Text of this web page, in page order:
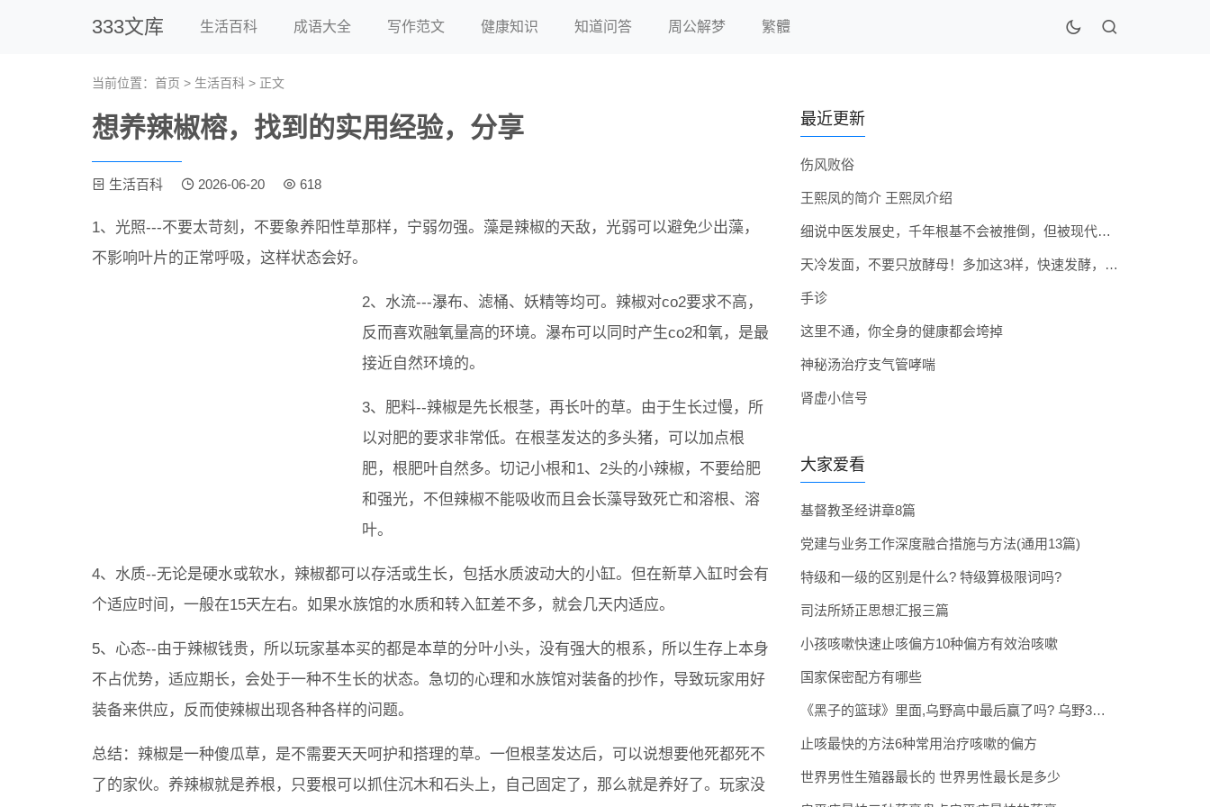
333文库 生活百科 成语大全 写作范文 健康知识 知道问答 周公解梦 繁體
当前位置： 首页 > 生活百科 > 正文
想养辣椒榕，找到的实用经验，分享
生活百科 2026-06-20 618
1、光照---不要太苛刻，不要象养阳性草那样，宁弱勿强。藻是辣椒的天敌，光弱可以避免少出藻，
不影响叶片的正常呼吸，这样状态会好。
2、水流---瀑布、滤桶、妖精等均可。辣椒对co2要求不高，
反而喜欢融氧量高的环境。瀑布可以同时产生co2和氧，是最
接近自然环境的。
3、肥料--辣椒是先长根茎，再长叶的草。由于生长过慢，所
以对肥的要求非常低。在根茎发达的多头猪，可以加点根
肥，根肥叶自然多。切记小根和1、2头的小辣椒，不要给肥
和强光，不但辣椒不能吸收而且会长藻导致死亡和溶根、溶
叶。
4、水质--无论是硬水或软水，辣椒都可以存活或生长，包括水质波动大的小缸。但在新草入缸时会有
个适应时间，一般在15天左右。如果水族馆的水质和转入缸差不多，就会几天内适应。
5、心态--由于辣椒钱贵，所以玩家基本买的都是本草的分叶小头，没有强大的根系，所以生存上本身
不占优势，适应期长，会处于一种不生长的状态。急切的心理和水族馆对装备的抄作，导致玩家用好
装备来供应，反而使辣椒出现各种各样的问题。
总结：辣椒是一种傻瓜草，是不需要天天呵护和搭理的草。一但根茎发达后，可以说想要他死都死不
了的家伙。养辣椒就是养根，只要根可以抓住沉木和石头上，自己固定了，那么就是养好了。玩家没
最近更新
伤风败俗
王熙凤的简介 王熙凤介绍
细说中医发展史，千年根基不会被推倒，但被现代医疗模式堵住出路
天冷发面，不要只放酵母！多加这3样，快速发酵，蓬松香软弹性十足
手诊
这里不通，你全身的健康都会垮掉
神秘汤治疗支气管哮喘
肾虚小信号
大家爱看
基督教圣经讲章8篇
党建与业务工作深度融合措施与方法(通用13篇)
特级和一级的区别是什么? 特级算极限词吗?
司法所矫正思想汇报三篇
小孩咳嗽快速止咳偏方10种偏方有效治咳嗽
国家保密配方有哪些
《黑子的篮球》里面,乌野高中最后赢了吗? 乌野3年拿到全国冠军了吗
止咳最快的方法6种常用治疗咳嗽的偏方
世界男性生殖器最长的 世界男性最长是多少